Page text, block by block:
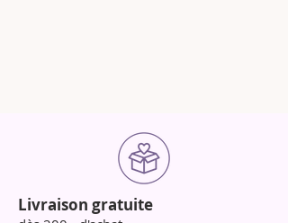
Livraison gratuite